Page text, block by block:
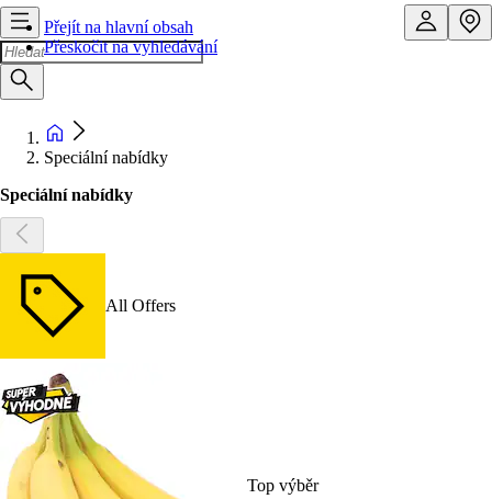
Přejít na hlavní obsah
Přeskočit na vyhledávání
Speciální nabídky
Speciální nabídky
All Offers
Top výběr